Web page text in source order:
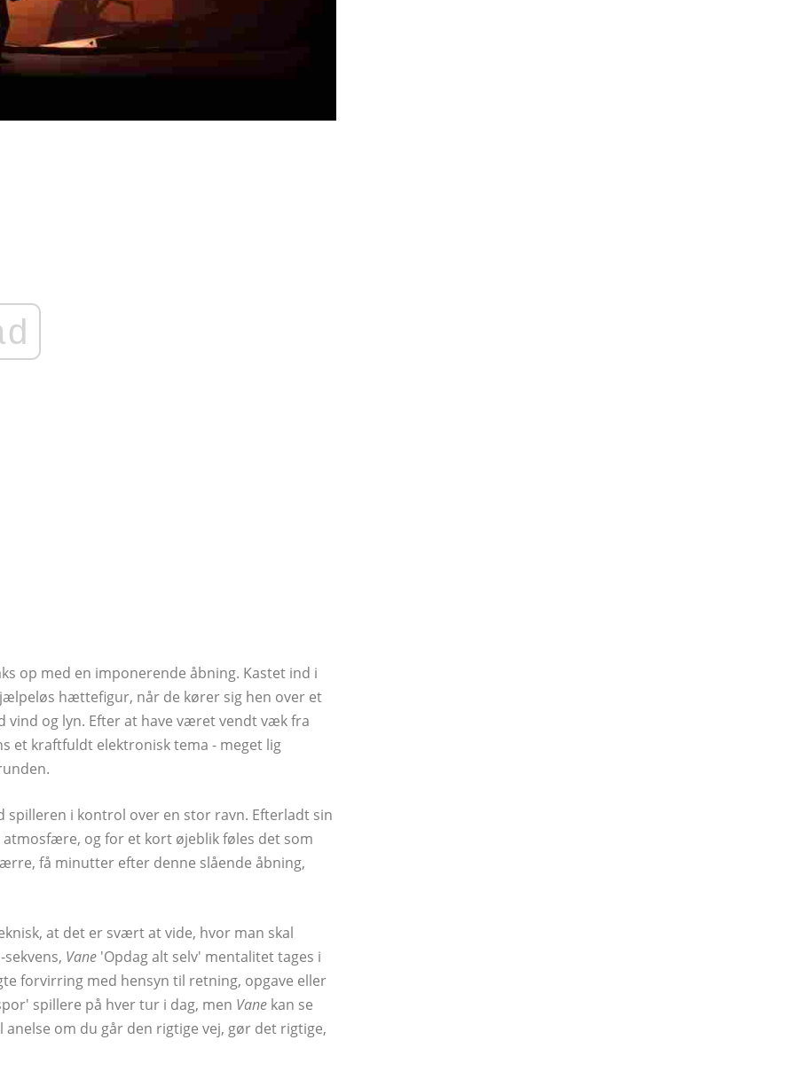
op med en imponerende åbning. Kastet ind i
hættefigur, når de kører sig hen over et
vind og lyn. Efter at have været vendt væk fra
et kraftfuldt elektronisk tema - meget lig
i kontrol over en stor ravn. Efterladt sin
og for et kort øjeblik føles det som
få minutter efter denne slående åbning,
at det er svært at vide, hvor man skal
Vane 'Opdag alt selv' mentalitet tages i
forvirring med hensyn til retning, opgave eller
spillere på hver tur i dag, men Vane kan se
om du går den rigtige vej, gør det rigtige,